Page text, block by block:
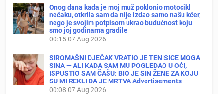
Onog dana kada je moj muž poklonio motocikl
nećaku, otkrila sam da nije izdao samo našu kćer,
nego je svojim potpisom ukrao budućnost koju
smo joj godinama gradile
00:1507 Aug 2026
SIROMAŠNI DJEČAK VRATIO JE TENISICE MOGA
SINA — ALI KADA SAM MU POGLEDAO U OČI,
ISPUSTIO SAM ČAŠU: BIO JE SIN ŽENE ZA KOJU
SU MI REKLI DA JE MRTVA Advertisements
00:08 07 Aug 2026